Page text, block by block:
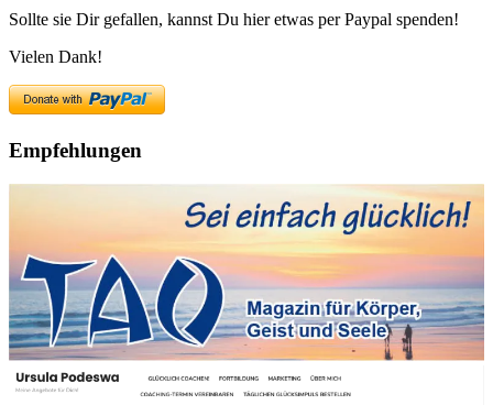
Sollte sie Dir gefallen, kannst Du hier etwas per Paypal spenden!
Vielen Dank!
Empfehlungen